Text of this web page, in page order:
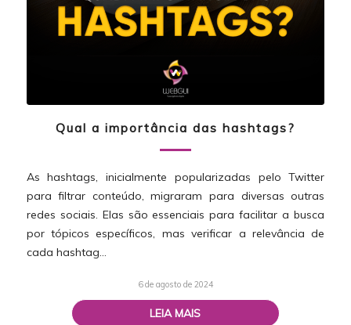
Qual a importância das hashtags?
As hashtags, inicialmente popularizadas pelo Twitter
para filtrar conteúdo, migraram para diversas outras
redes sociais. Elas são essenciais para facilitar a busca
por tópicos específicos, mas verificar a relevância de
cada hashtag…
LEIA MAIS
6 de agosto de 2024